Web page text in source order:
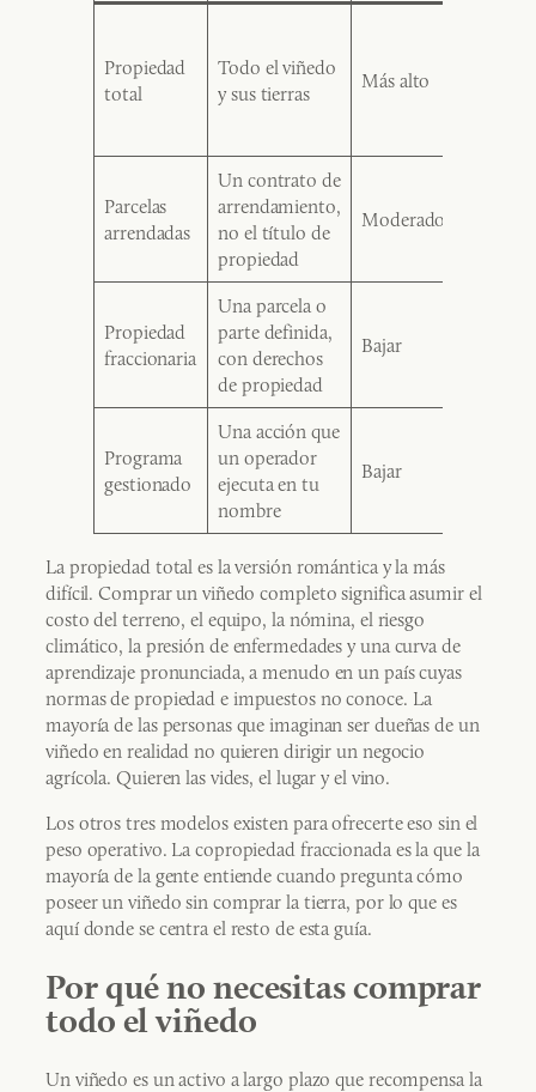
Propiedad
total
Todo el viñedo
y sus tierras
Más alto
Parcelas
arrendadas
Un contrato de
arrendamiento,
no el título de
propiedad
Moderado
Propiedad
fraccionaria
Una parcela o
parte definida,
con derechos
de propiedad
Bajar
Programa
gestionado
Una acción que
un operador
ejecuta en tu
nombre
Bajar
La propiedad total es la versión romántica y la más
difícil. Comprar un viñedo completo significa asumir el
costo del terreno, el equipo, la nómina, el riesgo
climático, la presión de enfermedades y una curva de
aprendizaje pronunciada, a menudo en un país cuyas
normas de propiedad e impuestos no conoce. La
mayoría de las personas que imaginan ser dueñas de un
viñedo en realidad no quieren dirigir un negocio
agrícola. Quieren las vides, el lugar y el vino.
Los otros tres modelos existen para ofrecerte eso sin el
peso operativo. La copropiedad fraccionada es la que la
mayoría de la gente entiende cuando pregunta cómo
poseer un viñedo sin comprar la tierra, por lo que es
aquí donde se centra el resto de esta guía.
Por qué no necesitas comprar
todo el viñedo
Un viñedo es un activo a largo plazo que recompensa la